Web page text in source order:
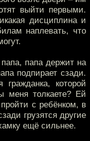
выйти первыми.
дисциплина и
наплевать, что
папа держит на
подпирает сзади.
которой
меня толкаете? Ей
с ребёнком, в
грузятся другие
ещё сильнее.